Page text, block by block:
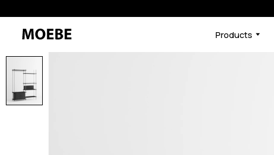
Products
46591760728296